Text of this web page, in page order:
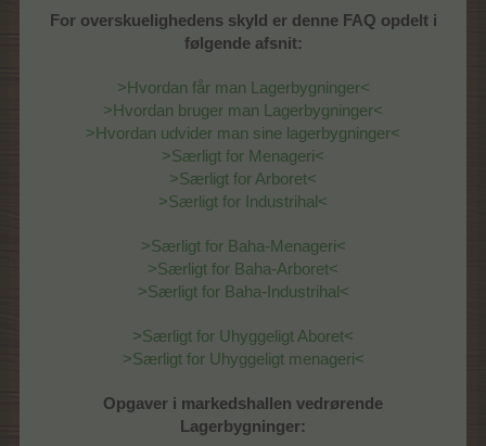
For overskuelighedens skyld er denne FAQ opdelt i
følgende afsnit:
>Hvordan får man Lagerbygninger<
>Hvordan bruger man Lagerbygninger<
>Hvordan udvider man sine lagerbygninger<
>Særligt for Menageri<
>Særligt for Arboret<
>Særligt for Industrihal<
>Særligt for Baha-Menageri<
>Særligt for Baha-Arboret<
>Særligt for Baha-Industrihal<
>Særligt for Uhyggeligt Aboret<
>Særligt for Uhyggeligt menageri<
Opgaver i markedshallen vedrørende
Lagerbygninger: